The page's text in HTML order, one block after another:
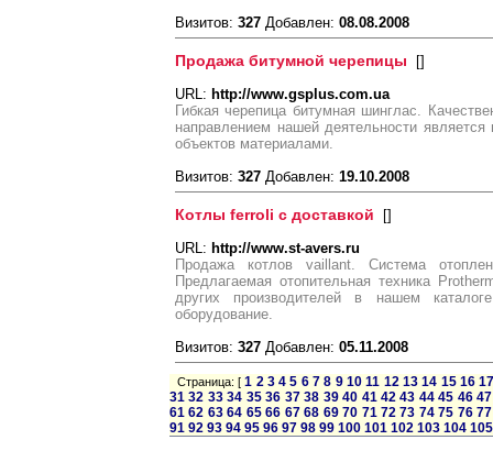
Визитов: 327 Добавлен: 08.08.2008
Продажа битумной черепицы []
URL: http://www.gsplus.com.ua
Гибкая черепица битумная шинглас.
направлением нашей деятельности является
объектов материалами.
Визитов: 327 Добавлен: 19.10.2008
Котлы ferroli с доставкой []
URL: http://www.st-avers.ru
Продажа котлов vaillant. Система
Предлагаемая отопительная техника
других производителей в нашем
оборудование.
Визитов: 327 Добавлен: 05.11.2008
Страница: [1 2 3 4 5 6 7 8 9 10 11 12 13 14 15 16
31 32 33 34 35 36 37 38 39 40 41 42 43 44 45 46 47
61 62 63 64 65 66 67 68 69 70 71 72 73 74 75 76 77
91 92 93 94 95 96 97 98 99 100 101 102 103 104 105